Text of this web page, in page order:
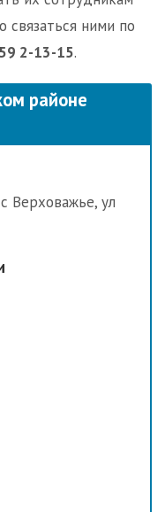
связаться ними по
2-13-15.
районе
Верховажье, ул